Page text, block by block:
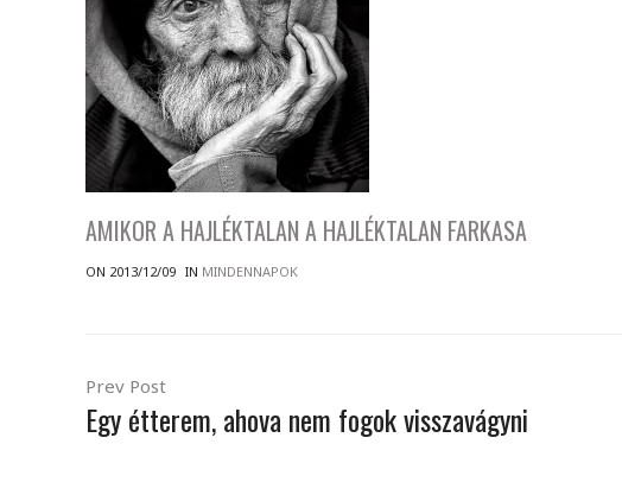
AMIKOR A HAJLÉKTALAN A HAJLÉKTALAN FARKASA
ON 2013/12/09 IN MINDENNAPOK
Prev Post
Egy étterem, ahova nem fogok visszavágyni